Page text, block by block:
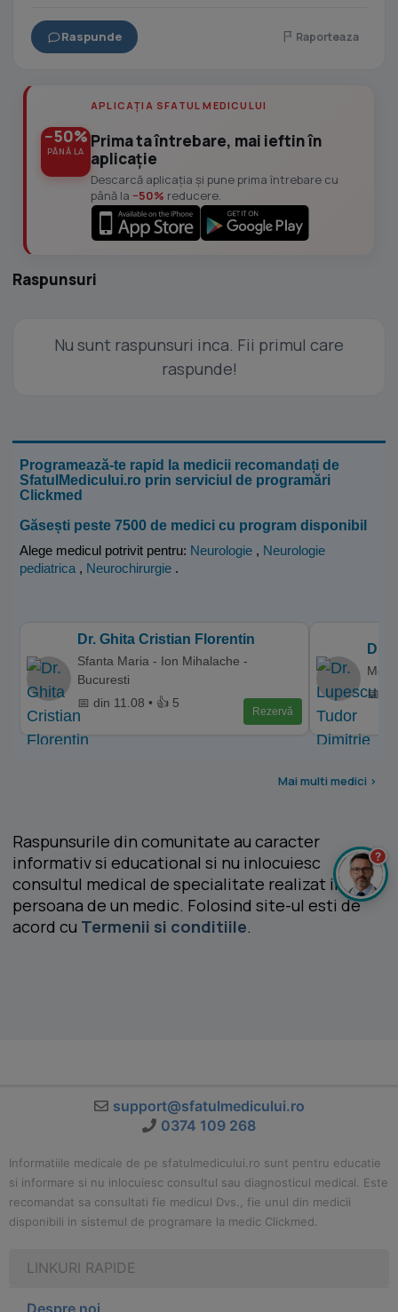
Raspunde Raporteaza
−50%
PÂNĂ LA
APLICAȚIA SFATUL MEDICULUI
Prima ta întrebare, mai ieftin în
aplicație
Descarcă aplicația și pune prima întrebare cu
până la −50% reducere.
Raspunsuri
Nu sunt raspunsuri inca. Fii primul care
raspunde!
Programează-te rapid la medicii recomandați de
SfatulMedicului.ro prin serviciul de programări
Clickmed
Găsești peste 7500 de medici cu program disponibil
Alege medicul potrivit pentru: Neurologie , Neurologie
pediatrica , Neurochirurgie .
Dr. Ghita Cristian Florentin
Sfanta Maria - Ion Mihalache -
Bucuresti
📅 din 11.08 • 👍 5
Rezervă
Dr.
📅
Mai multi medici >
Raspunsurile din comunitate au caracter
informativ si educational si nu inlocuiesc
consultul medical de specialitate realizat in
persoana de un medic. Folosind site-ul esti de
acord cu Termenii si conditiile.
support@sfatulmedicului.ro
0374 109 268
Informatiile medicale de pe sfatulmedicului.ro sunt pentru educatie
si informare si nu inlocuiesc consultul sau diagnosticul medical. Este
recomandat sa consultati fie medicul Dvs., fie unul din medicii
disponibili in sistemul de programare la medic Clickmed.
LINKURI RAPIDE
Despre noi
?